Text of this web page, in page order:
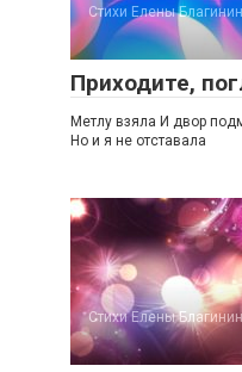
Стихи Елены
Приходите,
Метлу взяла И двор
Но и я не отставала
Стихи Елены